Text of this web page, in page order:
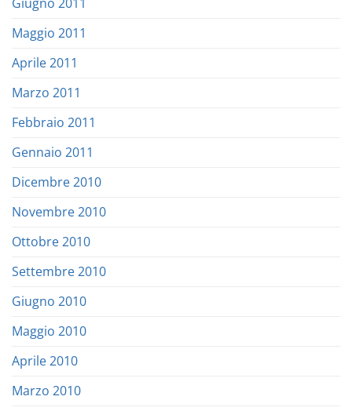
Maggio 2011
Aprile 2011
Marzo 2011
Febbraio 2011
Gennaio 2011
Dicembre 2010
Novembre 2010
Ottobre 2010
Settembre 2010
Giugno 2010
Maggio 2010
Aprile 2010
Marzo 2010